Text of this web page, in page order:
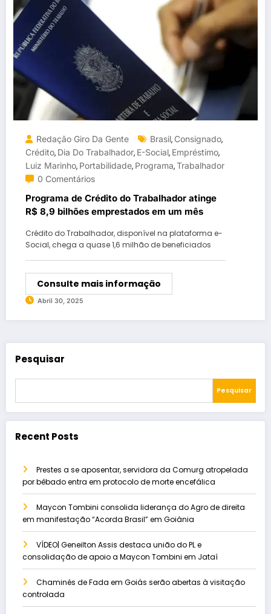
Redação Giro Da Gente Brasil, Consignado,
Crédito, Dia Do Trabalhador, E-Social, Empréstimo,
Luiz Marinho, Portabilidade, Programa,Trabalhador
0 Comentários
Programa de Crédito do Trabalhador atinge
R$ 8,9 bilhões emprestados em um mês
Crédito do Trabalhador, disponível na plataforma e-
Social, chega a quase 1,6 milhão de beneficiados
Consulte mais informação
Abril 30, 2025
Pesquisar
Pesquisar
Recent Posts
Prestes a se aposentar, servidora da Comurg atropelada
por bêbado entra em protocolo de morte encefálica
Maycon Tombini consolida liderança do Agro de direita
em manifestação “Acorda Brasil” em Goiânia
VÍDEO| Geneilton Assis destaca união do PL e
consolidação de apoio a Maycon Tombini em Jataí
Chaminés de Fada em Goiás serão abertas à visitação
controlada